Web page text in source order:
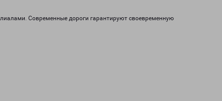
Современные дороги гарантируют своевременную